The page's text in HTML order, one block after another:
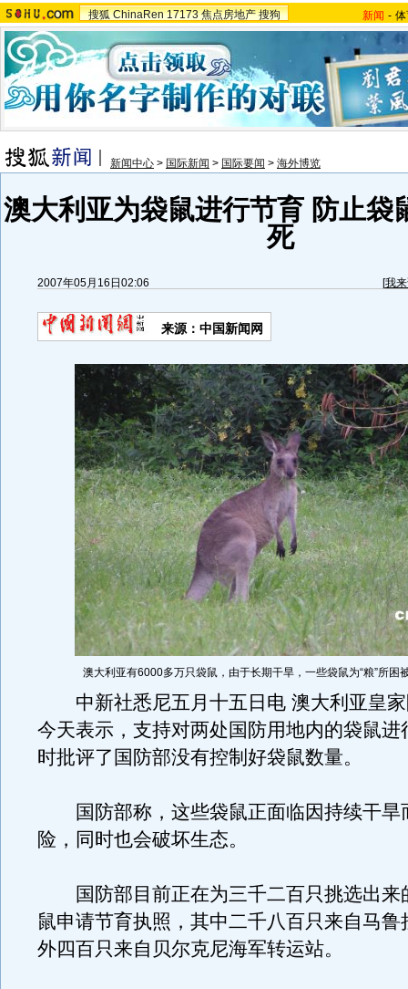
搜狐 ChinaRen 17173 焦点房地产 搜狗 新闻 -
新闻中心 > 国际新闻 > 国际要闻 > 海外博览
澳大利亚为袋鼠进行节育 防止袋
死
2007年05月16日02:06 [我
来源：中国新闻网
澳大利亚有6000多万只袋鼠，由于长期干旱，一些袋鼠为“粮”所困
中新社悉尼五月十五日电 澳大利亚皇家
今天表示，支持对两处国防用地内的袋鼠进
时批评了国防部没有控制好袋鼠数量。
国防部称，这些袋鼠正面临因持续干旱
险，同时也会破坏生态。
国防部目前正在为三千二百只挑选出来
鼠申请节育执照，其中二千八百只来自马鲁
外四百只来自贝尔克尼海军转运站。